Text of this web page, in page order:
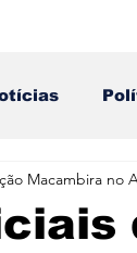
Macambira no